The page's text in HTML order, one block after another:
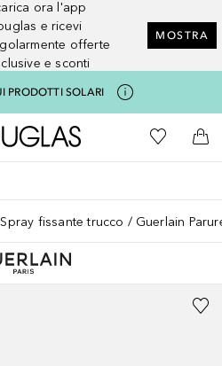
ora l'app
e ricevi
offerte
e sconti
MOSTRA
PRODOTTI SOLARI
A Douglas HomeAlla Mia
Al
Spray fissante trucco Guerlain